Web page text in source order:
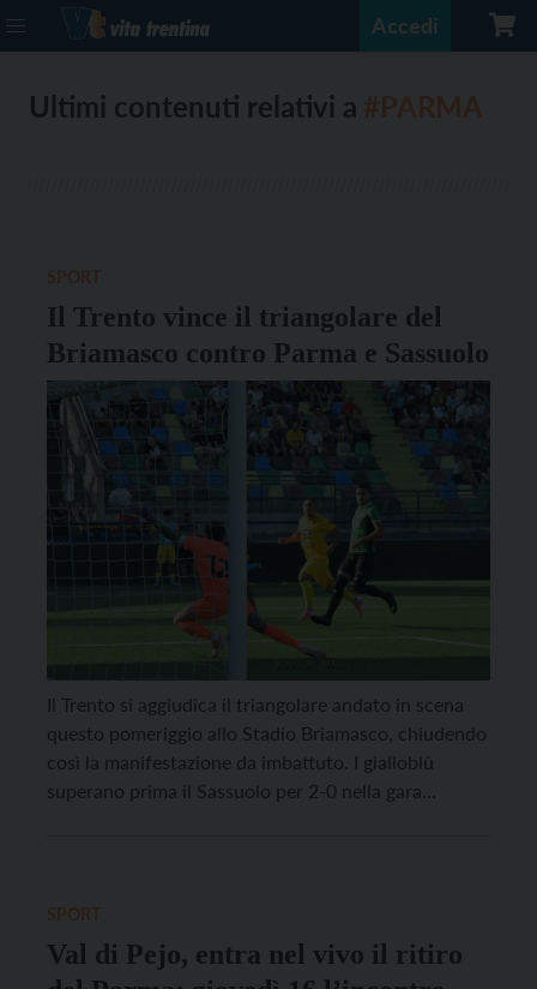
Accedi
Ultimi contenuti relativi a
Il Trento vince il triangolare del
Briamasco contro Parma e Sassuolo
Il Trento si aggiudica il triangolare andato in scena
questo pomeriggio allo Stadio Briamasco, chiudendo
così la manifestazione da imbattuto. I gialloblù
superano prima il Sassuolo per 2-0 nella gara
Val di Pejo, entra nel vivo il ritiro